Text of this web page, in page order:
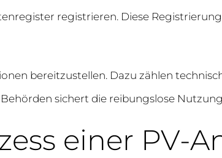
registrieren. Diese
bereitzustellen. Dazu zählen
sichert die reibungslose
einer PV-